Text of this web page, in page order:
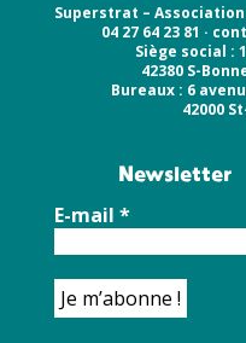
Superstrat –
04 27 64 23 81 ·
Siège social :
42380 S-
Bureaux : 6
42000
Newsletter
E-mail *